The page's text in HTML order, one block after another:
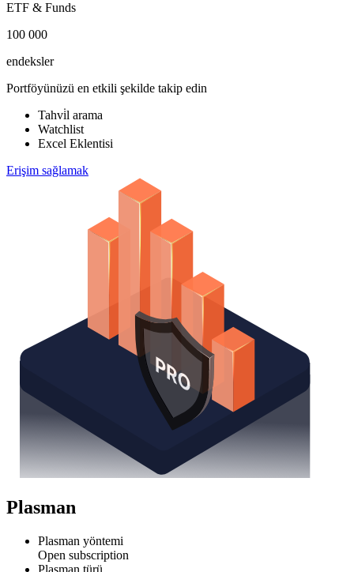
ETF & Funds
100 000
endeksler
Portföyünüzü en etkili şekilde takip edin
Tahvi̇l arama
Watchlist
Excel Eklentisi
Erişim sağlamak
Plasman
Plasman yöntemi
Open subscription
Plasman türü